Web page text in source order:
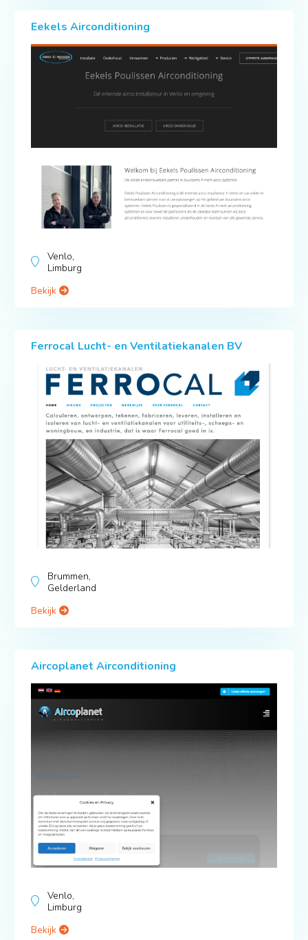
Eekels Airconditioning
Venlo,
Limburg
Bekijk
Ferrocal Lucht- en Ventilatiekanalen BV
Brummen,
Gelderland
Bekijk
Aircoplanet Airconditioning
Venlo,
Limburg
Bekijk